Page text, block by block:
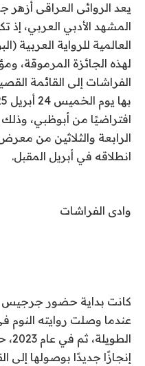
يعد الروائى العراقى
المشهد الأدبي العربي، إذ
العالمية للرواية العربية
لهذه الجائزة المرموقة،
الفراشات إلى القائمة
افتراضيًا من أبوظبي، وذلك
الرابعة والثلاثين من
انطلاقه في أبريل المقبل.
وادى الفراشات
عندما وصلت روايته النوم
إنجازًا جديدًا بوصولها إلى